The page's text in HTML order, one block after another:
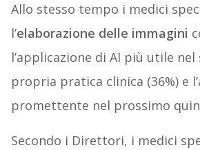
Allo stesso tempo i medici
l’elaborazione delle immagini
l’applicazione di AI più utile
propria pratica clinica (36%) e
promettente nel prossimo
Secondo i Direttori, i medici